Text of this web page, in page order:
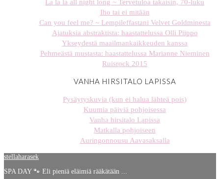
La la la all night long ~ Tervetuloa takaisin, 70-luku
Iho tai ei mitään
Can you feel me? ~ Lempileffastani Velvet Goldminesta
Ajatuksia abstraktista: haastattelussa Olli Piippo
Ykseydestä maailmankaikkeuden kanssa
Pehmeästä mustasta: haastattelussa Marianne Nieminen
Ruisrock 2015
VANHA HIRSITALO LAPISSA
Pysäytyskuvia (kun ei halua lähteä pois)
Kuumia päiviä pohjoisessa
Vanha hirsitalo Lapissa
Matkalla pohjoiseen
Auringonnousu Aavasaksalla
stellaharasek
SPA DAY 🐾 Eli pieniä eläimiä rääkätään ...